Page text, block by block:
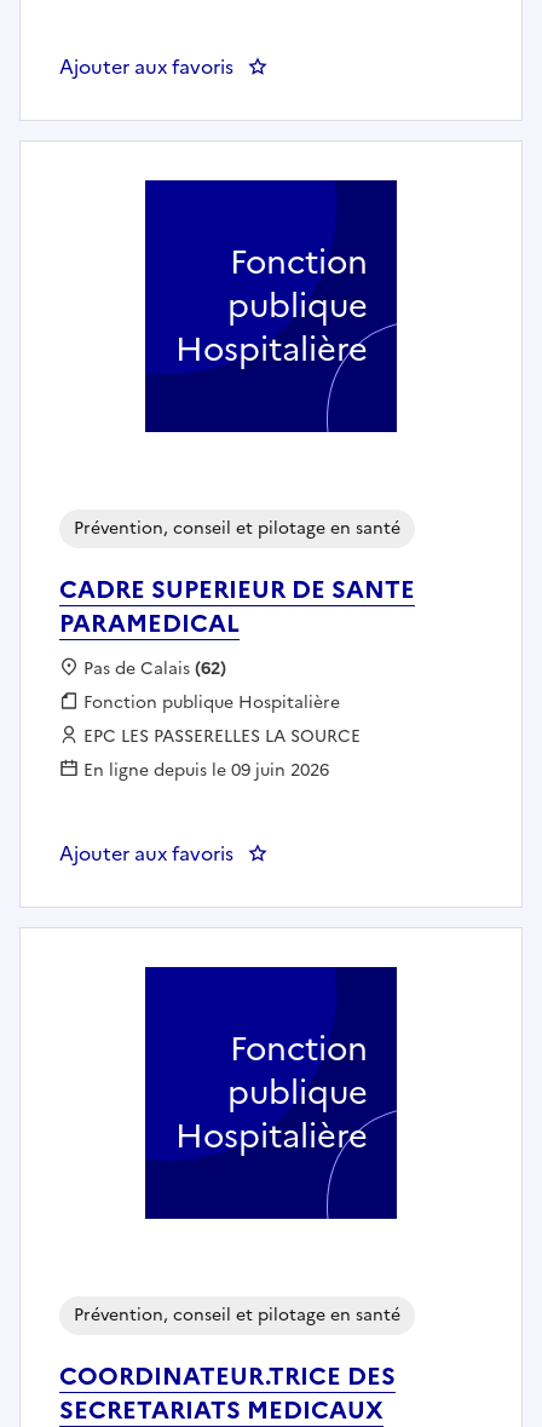
Ajouter aux favoris : Cadre de Santé ou Faisant
CADRE SUPERIEUR DE SANTE
PARAMEDICAL
Prévention, conseil et pilotage en santé
Localisation :
Pas de Calais(62)
Fonction publique :
Fonction publique Hospitalière
Employeur :
EPC LES PASSERELLES LA SOURCE
En ligne depuis le 09 juin 2026
Ajouter aux favoris : CADRE SUPERIEUR DE SANTE
Fonction
publique
Hospitalière
COORDINATEUR.TRICE DES
SECRETARIATS MEDICAUX
Prévention, conseil et pilotage en santé
Fonction
publique
Hospitalière